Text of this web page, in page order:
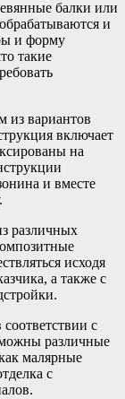
балки или
и
и форму
такие
из вариантов
включает
на
и вместе
различных
исходя
а также с
с
различные
малярные
с